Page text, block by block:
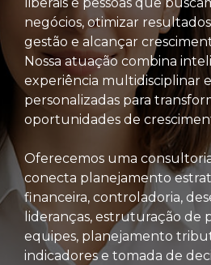
liberais e pessoas que
negócios, otimizar
gestão e alcançar
Nossa atuação combina
experiência multidisciplinar
personalizadas para
oportunidades de
Oferecemos uma
conecta planejamento
financeira, controladoria,
lideranças, estruturação de
equipes, planejamento
indicadores e tomada de